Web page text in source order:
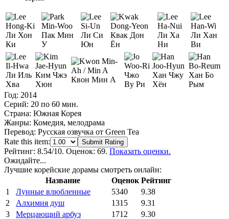
Ли Хон
Ки
Пак Мин
У
Ли Си
Юн
Квак Дон
Ён
Ли Ха
Ни
Ли Хан
Ви
Ли Иль
Хва
Ким Чжэ
Хюн
Квон Мин А
Чжо
Ву Ри
Хан Чжу
Хён
Хан Бо
Рым
Год: 2014
Серий: 20 по 60 мин.
Страна: Южная Корея
Жанры: Комедия, мелодрама
Перевод: Русская озвучка от Green Tea
Rate this item:
Submit Rating
Рейтинг: 8.54/10. Оценок: 69. Показать оценки.
Ожидайте...
Лучшие корейские дорамы смотреть онлайн:
Название
Оценок Рейтинг
1
Лунные влюбленные 5340
9.38
2
Алхимия душ 1315
9.31
3
Мерцающий арбуз 1712
9.30